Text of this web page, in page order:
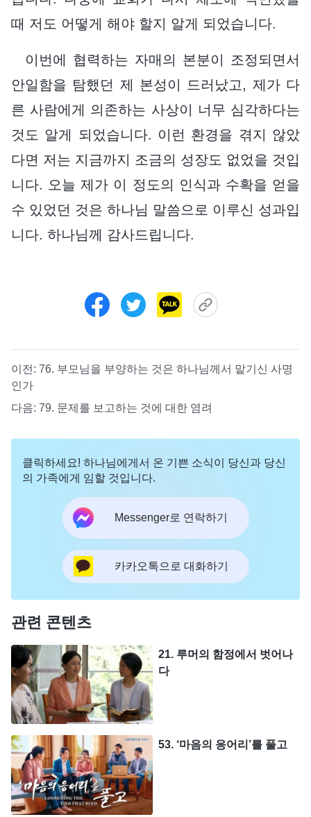
때 저도 어떻게 해야 할지 알게 되었습니다.
이번에 협력하는 자매의 본분이 조정되면서
안일함을 탐했던 제 본성이 드러났고, 제가 다
른 사람에게 의존하는 사상이 너무 심각하다는
것도 알게 되었습니다. 이런 환경을 겪지 않았
다면 저는 지금까지 조금의 성장도 없었을 것입
니다. 오늘 제가 이 정도의 인식과 수확을 얻을
수 있었던 것은 하나님 말씀으로 이루신 성과입
니다. 하나님께 감사드립니다.
이전: 76. 부모님을 부양하는 것은 하나님께서 맡기신 사명
인가
다음: 79. 문제를 보고하는 것에 대한 염려
클릭하세요! 하나님에게서 온 기쁜 소식이 당신과 당신
의 가족에게 임할 것입니다.
Messenger로 연락하기
카카오톡으로 대화하기
관련 콘텐츠
21. 루머의 함정에서 벗어나
다
53. ‘마음의 응어리’를 풀고